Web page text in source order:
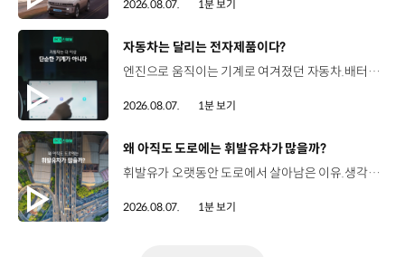
2026.08.07. 1분 보기
[동영상]
자동차는 달리는 전자제품이다?
엔진으로 움직이는 기계로 여겨졌던 자동차.배터리와 소프트웨어를 통해 어떻게 바뀌고 있을까요? 현대진행형 팟캐스트 EP.21에서 확인하세요.📻 #현대자동차그룹 #현대진행형 #모빌리티팟캐스트 #SDV #전기차 #연료 #미래모빌리티 #모빌리티
2026.08.07. 1분 보기
[동영상]
왜 아직도 도로에는 휘발유차가 많을까?
휘발유가 오랫동안 도로에서 살아남은 이유.생각보다 강력한 장점이 있었습니다. 현대진행형 팟캐스트 EP.21에서 확인하세요.📻 #현대자동차그룹 #현대진행형 #모빌리티팟캐스트 #휘발유 #내연기관 #연료 #미래모빌리티 #모빌리티
2026.08.07. 1분 보기